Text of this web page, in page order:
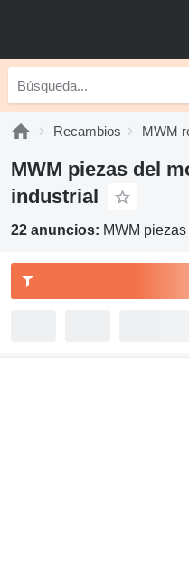
Recambios MWM
MWM piezas del
industrial
22 anuncios: MWM